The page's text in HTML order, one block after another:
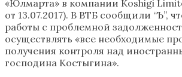
«Юлмарта» в компании Koshigi
от 13.07.2017). В ВТБ сообщили “Ъ”,
работы с проблемной
осуществлять «все необходимые
получения контроля над
господина Костыгина».